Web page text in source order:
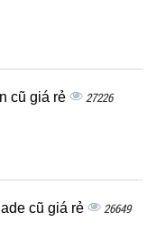
cũ giá rẻ 27226
cũ giá rẻ 26649